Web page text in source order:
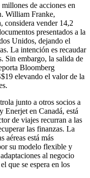
de acciones en
William Franke,
considera vender 14,2
presentados a la
Unidos, dejando el
La intención es recaudar
Sin embargo, la salida de
Bloomberg
elevando el valor de la
junto a otros socios a
en Canadá, está
de viajes recurran a las
las finanzas. La
aéreas está más
su modelo flexible y
al negocio
que se espera en los